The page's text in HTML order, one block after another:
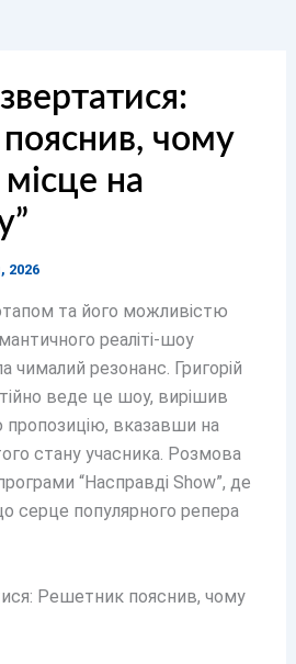
чому
на
2026
та його можливістю
реаліті-шоу
чималий резонанс. Григорій
веде це шоу, вирішив
вказавши на
стану учасника. Розмова
“Насправді Show”, де
серце популярного репера